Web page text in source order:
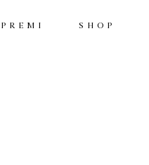
PREMI SHOP